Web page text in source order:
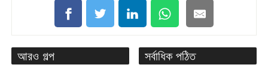
আরও গল্প সর্বাধিক পঠিত